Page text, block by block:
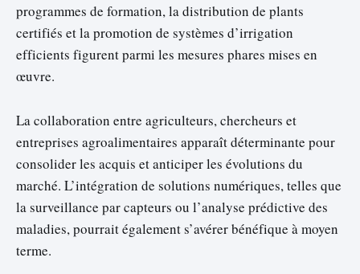
programmes de formation, la distribution de plants
certifiés et la promotion de systèmes d’irrigation
efficients figurent parmi les mesures phares mises en
œuvre.
La collaboration entre agriculteurs, chercheurs et
entreprises agroalimentaires apparaît déterminante pour
consolider les acquis et anticiper les évolutions du
marché. L’intégration de solutions numériques, telles que
la surveillance par capteurs ou l’analyse prédictive des
maladies, pourrait également s’avérer bénéfique à moyen
terme.